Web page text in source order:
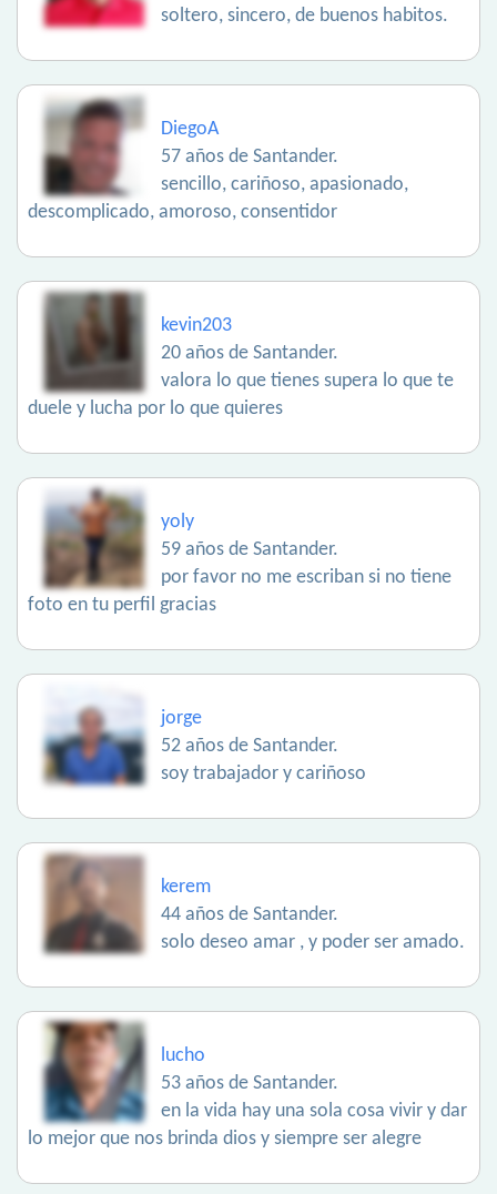
soltero, sincero, de buenos habitos.
DiegoA
57 años de Santander.
sencillo, cariñoso, apasionado,
descomplicado, amoroso, consentidor
kevin203
20 años de Santander.
valora lo que tienes supera lo que te
duele y lucha por lo que quieres
yoly
59 años de Santander.
por favor no me escriban si no tiene
foto en tu perfil gracias
jorge
52 años de Santander.
soy trabajador y cariñoso
kerem
44 años de Santander.
solo deseo amar , y poder ser amado.
lucho
53 años de Santander.
en la vida hay una sola cosa vivir y dar
lo mejor que nos brinda dios y siempre ser alegre